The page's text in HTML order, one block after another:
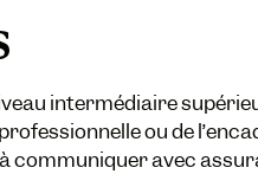
intermédiaire
ou de
communiquer avec